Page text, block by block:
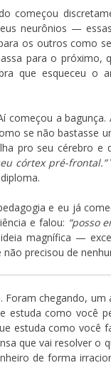
começou
neurônios —
os outros como
para o próximo,
que esqueceu o
começou a
se não bastasse
pro seu cérebro e
córtex pré-frontal.”
e eu já
e falou: “posso
magnífica —
precisou de
Foram chegando,
estuda como você
estuda como você
que vai resolver o
de forma